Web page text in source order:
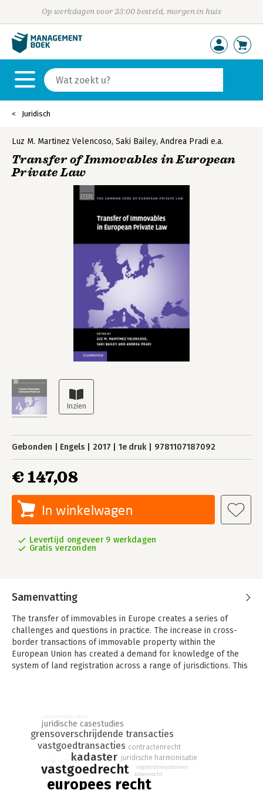
Op werkdagen voor 23:00 besteld, morgen in huis
Juridisch
Luz M. Martinez Velencoso, Saki Bailey, Andrea Pradi e.a.
Transfer of Immovables in European
Private Law
Gebonden Engels 2017 1e druk 9781107187092
€ 147,08
In winkelwagen
Levertijd ongeveer 9 werkdagen
Gratis verzonden
Samenvatting
The transfer of immovables in Europe creates a series of
challenges and questions in practice. The increase in cross-
border transactions of immovable property within the
European Union has created a demand for knowledge of the
system of land registration across a range of jurisdictions. This
practical information on the applicable contract and land law.
This volume encourages the reader to evaluate legal issues by
using the wider European legal sources available. For this very
purpose, it is an important research tool for comparative study
in the field.europees recht
vastgoedrecht
kadaster
vastgoedtransacties
grensoverschrijdende transacties
juridische casestudies
juridische harmonisatie
contractenrecht
registratiesystemen
zakenrecht
civiel recht
continentaal recht